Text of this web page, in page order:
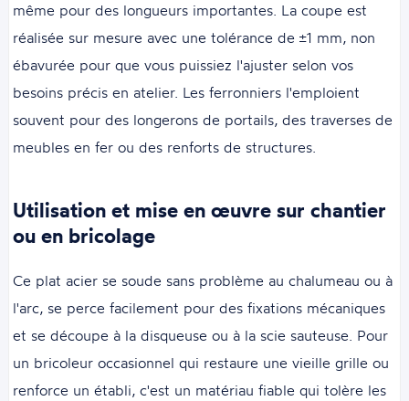
même pour des longueurs importantes. La coupe est
réalisée sur mesure avec une tolérance de ±1 mm, non
ébavurée pour que vous puissiez l'ajuster selon vos
besoins précis en atelier. Les ferronniers l'emploient
souvent pour des longerons de portails, des traverses de
meubles en fer ou des renforts de structures.
Utilisation et mise en œuvre sur chantier
ou en bricolage
Ce plat acier se soude sans problème au chalumeau ou à
l'arc, se perce facilement pour des fixations mécaniques
et se découpe à la disqueuse ou à la scie sauteuse. Pour
un bricoleur occasionnel qui restaure une vieille grille ou
renforce un établi, c'est un matériau fiable qui tolère les